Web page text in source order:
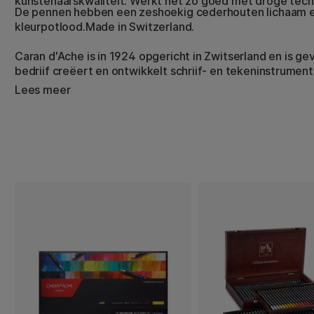
De pennen hebben een zeshoekig cederhouten lichaam
kleurpotlood.Made in Switzerland.
Caran d'Ache is in 1924 opgericht in Zwitserland en is
bedrijf creëert en ontwikkelt schrijf- en
combineren met de meest geavanceerde en innovatieve
Lees meer